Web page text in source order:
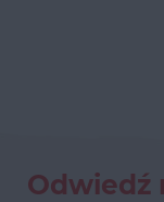
Odwiedź